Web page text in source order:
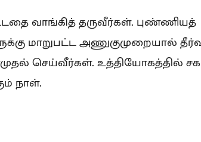
வாங்கித் தருவீர்கள். புண்ணியத்
மாறுபட்ட அணுகுமுறையால்
செய்வீர்கள். உத்தியோகத்தில் சக
நாள்.